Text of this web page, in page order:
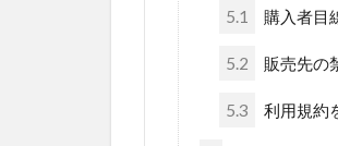
5.1 購入者目
5.2 販売先の
5.3 利用規約